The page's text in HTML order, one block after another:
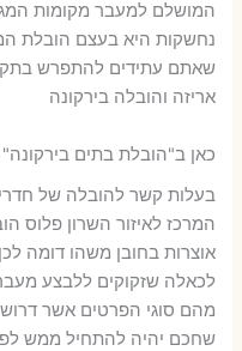
המושלם למעבר מקומות
נחשקות היא בעצם הובלת
שאתם עתידים להתפרש
אריזה והובלה בירקונה
כאן ב"הובלת בתים
בעלות קשר להובלה של
המרכז לאיזור השרון פלוס
אוצרות בחובן משהו דומה
לכאלה שזקוקים ללבצע
מהם סוגי הפרטים אשר דרוש
שחכם יהיה להתחיל ממש